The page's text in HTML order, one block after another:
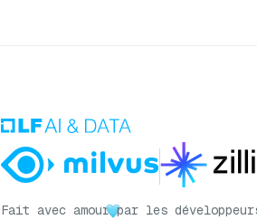
Fait avec amour par les